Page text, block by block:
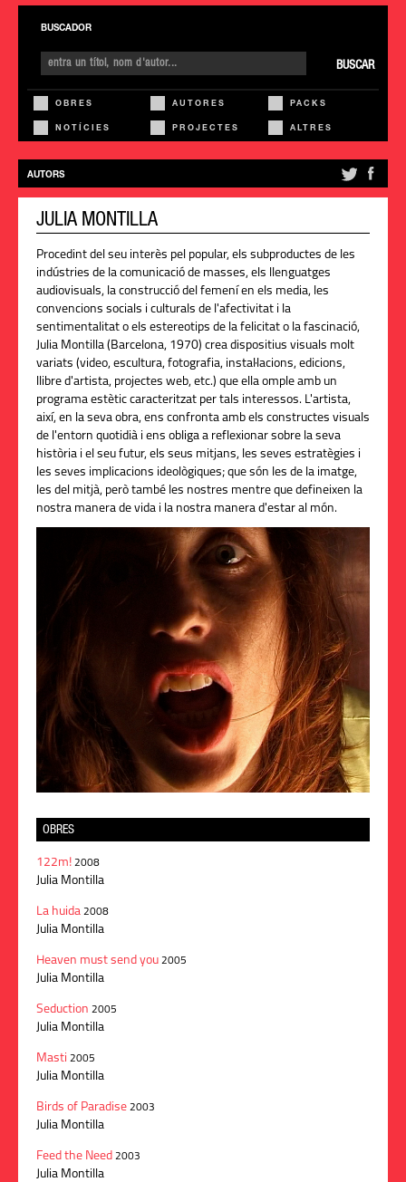
BUSCADOR
BUSCAR
OBRES AUTORES PACKS
NOTÍCIES PROJECTES ALTRES
AUTORS
JULIA MONTILLA
Procedint del seu interès pel popular, els subproductes de les
indústries de la comunicació de masses, els llenguatges
audiovisuals, la construcció del femení en els media, les
convencions socials i culturals de l'afectivitat i la
sentimentalitat o els estereotips de la felicitat o la fascinació,
Julia Montilla (Barcelona, 1970) crea dispositius visuals molt
variats (video, escultura, fotografia, instal·lacions, edicions,
llibre d'artista, projectes web, etc.) que ella omple amb un
programa estètic caracteritzat per tals interessos. L'artista,
així, en la seva obra, ens confronta amb els constructes visuals
de l'entorn quotidià i ens obliga a reflexionar sobre la seva
història i el seu futur, els seus mitjans, les seves estratègies i
les seves implicacions ideològiques; que són les de la imatge,
les del mitjà, però també les nostres mentre que defineixen la
nostra manera de vida i la nostra manera d'estar al món.
OBRES
122m! 2008
Julia Montilla
La huida 2008
Julia Montilla
Heaven must send you 2005
Julia Montilla
Seduction 2005
Julia Montilla
Masti 2005
Julia Montilla
Birds of Paradise 2003
Julia Montilla
Feed the Need 2003
Julia Montilla